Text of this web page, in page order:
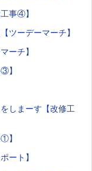
事④】
ツーデーマーチ】
ーチ】
】
しまーす【改修工
】
ート】